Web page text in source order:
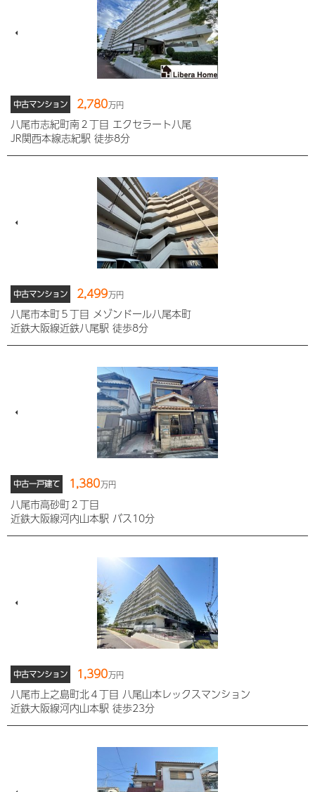
中古マンション 2,780万円
八尾市志紀町南２丁目 エクセラート八尾
JR関西本線志紀駅 徒歩8分
中古マンション 2,499万円
八尾市本町５丁目 メゾンドール八尾本町
近鉄大阪線近鉄八尾駅 徒歩8分
中古一戸建て 1,380万円
八尾市高砂町２丁目
近鉄大阪線河内山本駅 バス10分
中古マンション 1,390万円
八尾市上之島町北４丁目 八尾山本レックスマンション
近鉄大阪線河内山本駅 徒歩23分